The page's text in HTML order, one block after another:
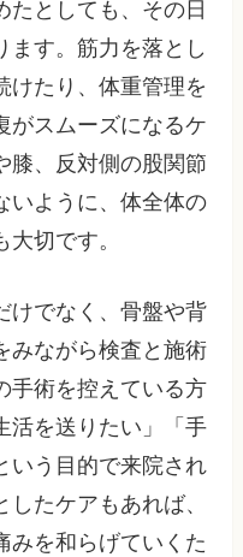
たとしても、その日
ます。筋力を落とし
けたり、体重管理を
がスムーズになるケ
膝、反対側の股関節
いように、体全体の
切です。
けでなく、骨盤や背
みながら検査と施術
手術を控えている方
活を送りたい」「手
いう目的で来院され
たケアもあれば、
みを和らげていくた